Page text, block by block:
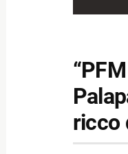
ricco